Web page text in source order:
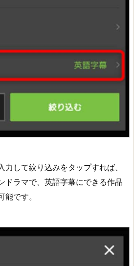
力して絞り込みをタップすれば、
ドラマで、英語字幕にできる作品
です。